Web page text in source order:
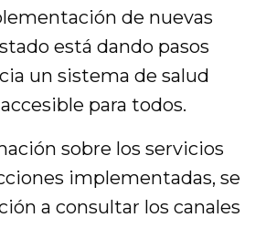
de nuevas
está dando pasos
un sistema de salud
para todos.
sobre los servicios
implementadas, se
a consultar los canales